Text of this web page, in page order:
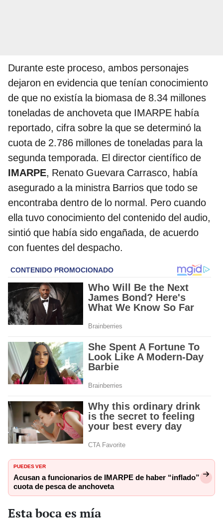
Durante este proceso, ambos personajes
dejaron en evidencia que tenían conocimiento
de que no existía la biomasa de 8.34 millones
toneladas de anchoveta que IMARPE había
reportado, cifra sobre la que se determinó la
cuota de 2.786 millones de toneladas para la
segunda temporada. El director científico de
IMARPE, Renato Guevara Carrasco, había
asegurado a la ministra Barrios que todo se
encontraba dentro de lo normal. Pero cuando
ella tuvo conocimiento del contenido del audio,
sintió que había sido engañada, de acuerdo
con fuentes del despacho.
PUEDES VER
Acusan a funcionarios de IMARPE de haber “inflado”
cuota de pesca de anchoveta
Esta boca es mía